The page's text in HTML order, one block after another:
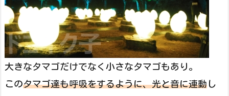
大きなタマゴだけでなく小さなタマゴもあり。
このタマゴ達も呼吸をするように、光と音に連動 し